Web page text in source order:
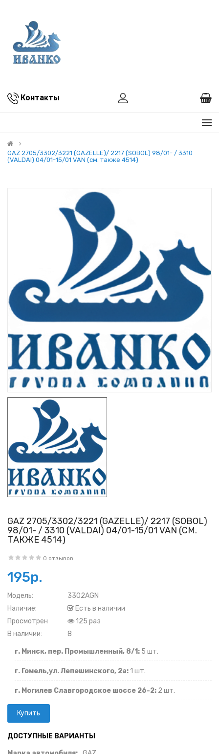
Контакты
GAZ 2705/3302/3221 (GAZELLE)/ 2217 (SOBOL) 98/01- / 3310
(VALDAI) 04/01-15/01 VAN (см. также 4514)
GAZ 2705/3302/3221 (GAZELLE)/ 2217 (SOBOL)
98/01- / 3310 (VALDAI) 04/01-15/01 VAN (СМ.
ТАКЖЕ 4514)
0 отзывов
195р.
Модель:
3302AGN
Наличие:
Есть в наличии
Просмотрен
125 раз
В наличии:
8
г. Минск, пер. Промышленный, 8/1: 5 шт.
г. Гомель,ул. Лепешинского, 2а:1 шт.
г. Могилев Славгородское шоссе 26-2: 2 шт.
ДОСТУПНЫЕ ВАРИАНТЫ